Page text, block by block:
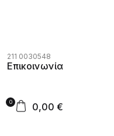
211 0030548
Επικοινωνία
0 0,00 €